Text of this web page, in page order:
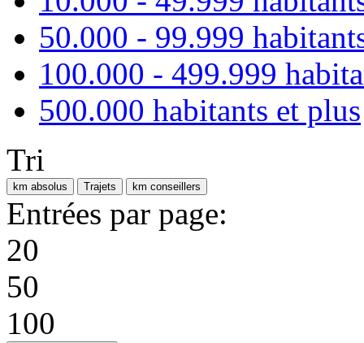
50.000 - 99.999
100.000 - 499.999
500.000 habitants et plus
Tri
km absolus Trajets km conseillers
Entrées par page:
20
50
100